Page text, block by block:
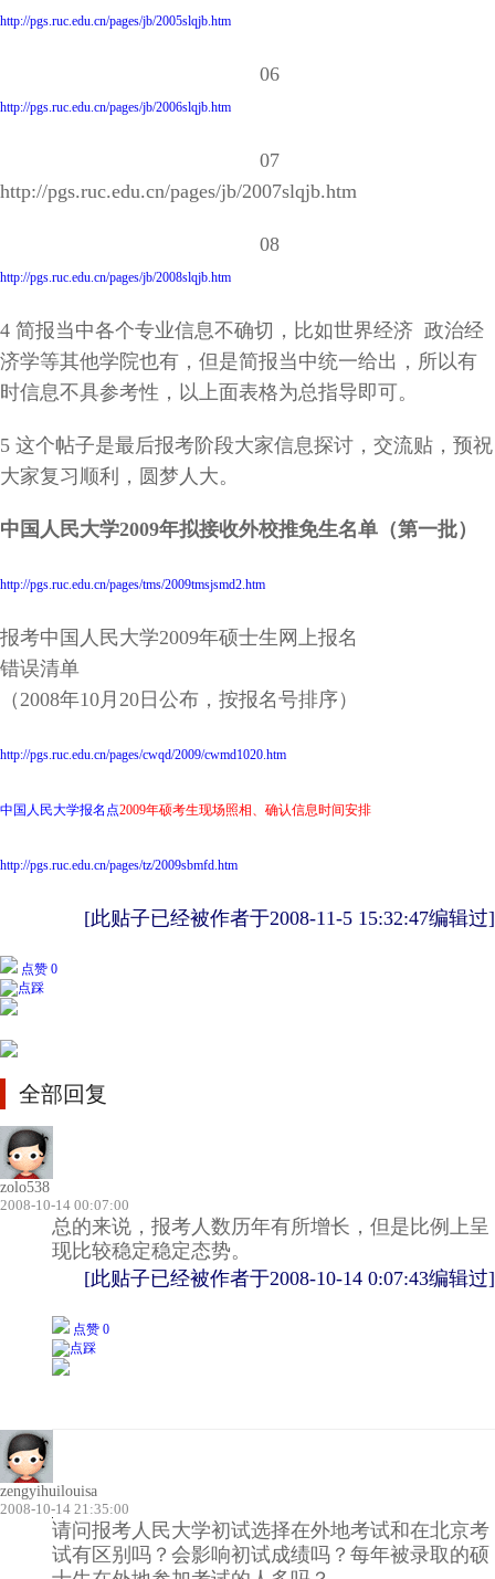
http://pgs.ruc.edu.cn/pages/jb/2005slqjb.htm
06
http://pgs.ruc.edu.cn/pages/jb/2006slqjb.htm
07
http://pgs.ruc.edu.cn/pages/jb/2007slqjb.htm
08
http://pgs.ruc.edu.cn/pages/jb/2008slqjb.htm
4 简报当中各个专业信息不确切，比如世界经济 政治经
济学等其他学院也有，但是简报当中统一给出，所以有
时信息不具参考性，以上面表格为总指导即可。
5 这个帖子是最后报考阶段大家信息探讨，交流贴，预祝
大家复习顺利，圆梦人大。
中国人民大学2009年拟接收外校推免生名单（第一批）
http://pgs.ruc.edu.cn/pages/tms/2009tmsjsmd2.htm
报考中国人民大学2009年硕士生网上报名
错误清单
（2008年10月20日公布，按报名号排序）
http://pgs.ruc.edu.cn/pages/cwqd/2009/cwmd1020.htm
中国人民大学报名点2009年硕考生现场照相、确认信息时间安排
http://pgs.ruc.edu.cn/pages/tz/2009sbmfd.htm
[此贴子已经被作者于2008-11-5 15:32:47编辑过]
点赞 0
全部回复
zolo538
2008-10-14 00:07:00
总的来说，报考人数历年有所增长，但是比例上呈
现比较稳定稳定态势。
[此贴子已经被作者于2008-10-14 0:07:43编辑过]
点赞 0
zengyihuilouisa
2008-10-14 21:35:00
请问报考人民大学初试选择在外地考试和在北京考
试有区别吗？会影响初试成绩吗？每年被录取的硕